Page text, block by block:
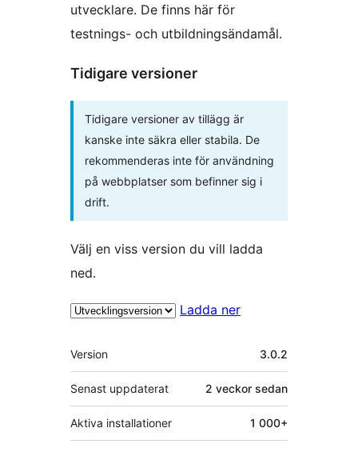
utvecklare. De finns här för
testnings- och utbildningsändamål.
Tidigare versioner
Tidigare versioner av tillägg är
kanske inte säkra eller stabila. De
rekommenderas inte för användning
på webbplatser som befinner sig i
drift.
Välj en viss version du vill ladda
ned.
Ladda ner
Meta
Version 3.0.2
Senast uppdaterat 2 veckor sedan
Aktiva installationer 1 000+